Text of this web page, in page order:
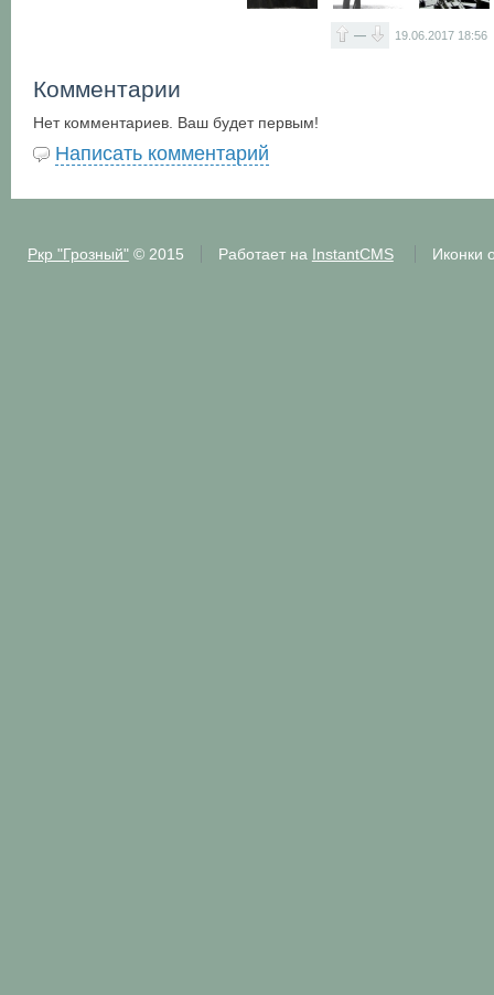
— 19.06.2017 18:56
Комментарии
Нет комментариев. Ваш будет первым!
Написать комментарий
Ркр "Грозный"© 2015 Работает на InstantCMS Иконки